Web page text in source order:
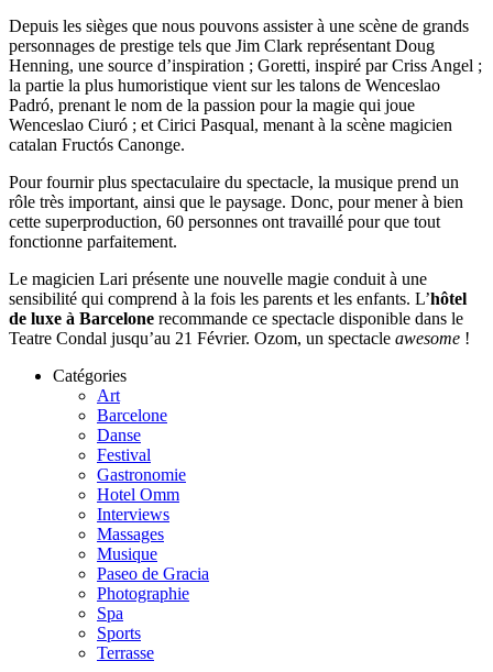
Depuis les sièges que nous pouvons assister à une scène de grands
personnages de prestige tels que Jim Clark représentant Doug
Henning, une source d’inspiration ; Goretti, inspiré par Criss Angel ;
la partie la plus humoristique vient sur les talons de Wenceslao
Padró, prenant le nom de la passion pour la magie qui joue
Wenceslao Ciuró ; et Cirici Pasqual, menant à la scène magicien
catalan Fructós Canonge.
Pour fournir plus spectaculaire du spectacle, la musique prend un
rôle très important, ainsi que le paysage. Donc, pour mener à bien
cette superproduction, 60 personnes ont travaillé pour que tout
fonctionne parfaitement.
Le magicien Lari présente une nouvelle magie conduit à une
sensibilité qui comprend à la fois les parents et les enfants. L’hôtel
de luxe à Barcelone recommande ce spectacle disponible dans le
Teatre Condal jusqu’au 21 Février. Ozom, un spectacle awesome !
Catégories
Art
Barcelone
Danse
Festival
Gastronomie
Hotel Omm
Interviews
Massages
Musique
Paseo de Gracia
Photographie
Spa
Sports
Terrasse